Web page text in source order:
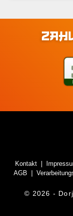
Kontakt
AGB
© 2026 -